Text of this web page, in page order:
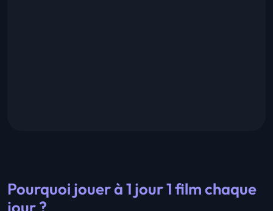
Pourquoi jouer à 1 jour 1 film chaque